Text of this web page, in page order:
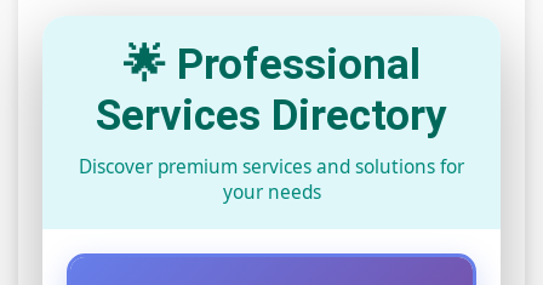
🌟 Professional
Services Directory
Discover premium services and solutions for
your needs